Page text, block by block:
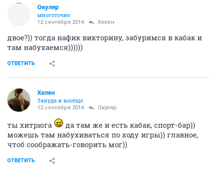
Окуляр
многоточие
12 сентября 2014 Хелен
двое?)) тогда нафик викторину, забуримся в кабак и
там набухаемся))))))
ОТВЕТИТЬ
Хелен
Зануда и вообще
12 сентября 2014 Окуляр
ты хитрюга
да там же и есть кабак, спорт-бар))
можешь там набухиваться по ходу игры)) главное,
чтоб соображать-говорить мог))
ОТВЕТИТЬ